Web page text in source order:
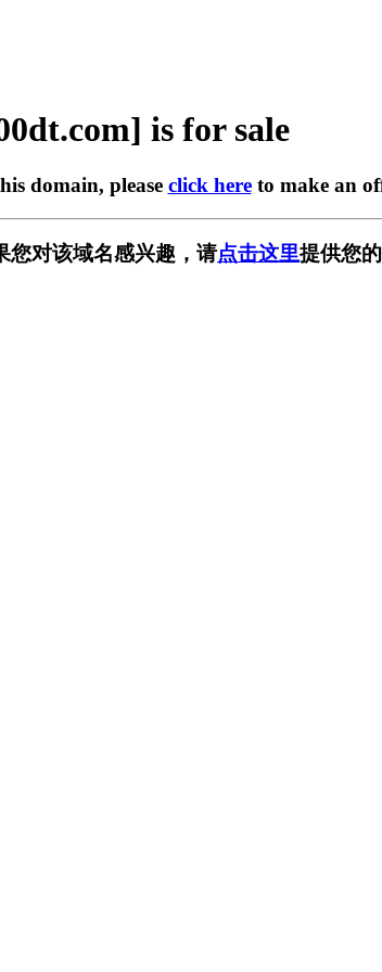
is for sale
domain, please click hereto make an
您对该域名感兴趣，请点击这里提供您